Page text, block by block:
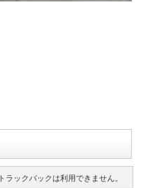
トラックバックは利用できません。